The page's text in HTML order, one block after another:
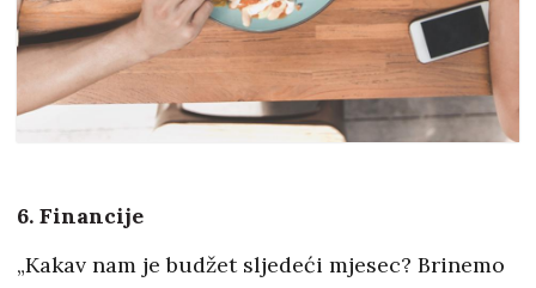
6. Financije
„Kakav nam je budžet sljedeći mjesec? Brinemo